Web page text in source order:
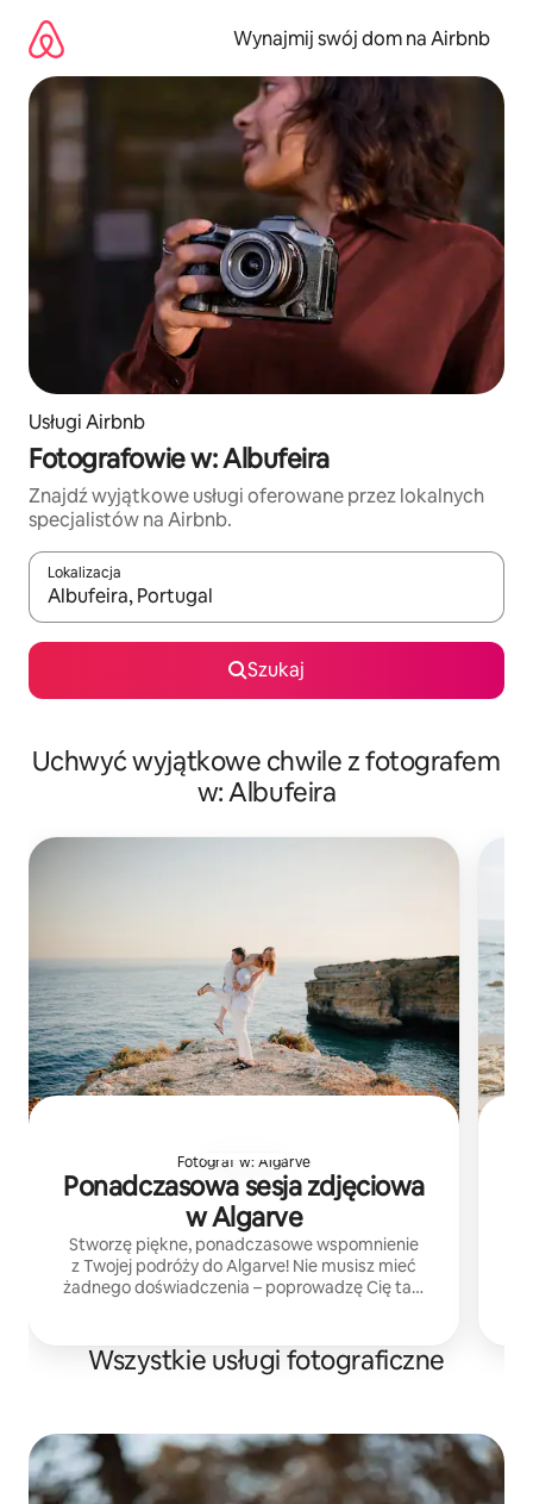
treści
Wynajmij swój dom na Airbnb
Usługi Airbnb
Fotografowie w: Albufeira
Znajdź wyjątkowe usługi oferowane przez lokalnych
specjalistów na Airbnb.
Lokalizacja
Gdy wyniki będą dostępne, możesz poruszać się po nich za
Szukaj
Uchwyć wyjątkowe chwile z fotografem
w: Albufeira
Fotograf w: Algarve
Ponadczasowa sesja zdjęciowa
w Algarve
Stworzę piękne, ponadczasowe wspomnienie
z Twojej podróży do Algarve! Nie musisz mieć
żadnego doświadczenia – poprowadzę Cię tak,
z partnerem/partnerką, czy z rodziną.
Wszystkie usługi fotograficzne